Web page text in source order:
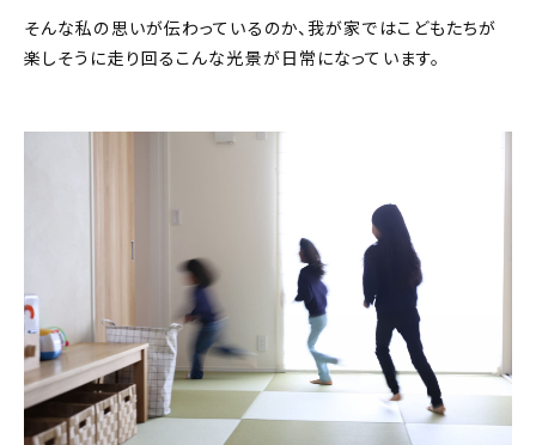
そんな私の思いが伝わっているのか、我が家ではこどもたちが
楽しそうに走り回るこんな光景が日常になっています。